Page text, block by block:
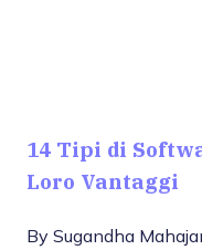
14 Tipi di
Loro Vantaggi
By Sugandha